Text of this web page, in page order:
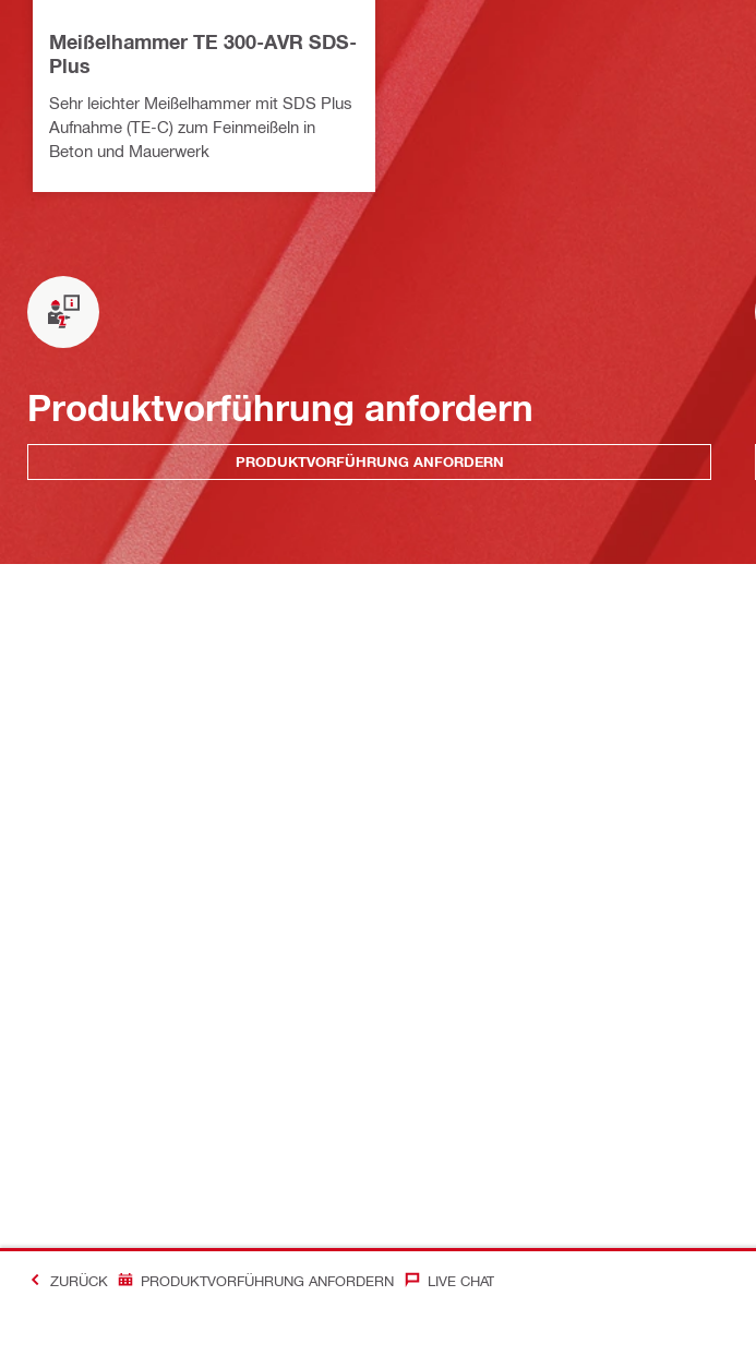
Meißelhammer TE 300-AVR SDS-
Plus
Sehr leichter Meißelhammer mit SDS Plus
Aufnahme (TE-C) zum Feinmeißeln in
Beton und Mauerwerk
Produktvorführung anfordern
PRODUKTVORFÜHRUNG ANFORDERN
ZURÜCK PRODUKTVORFÜHRUNG ANFORDERN LIVE CHAT